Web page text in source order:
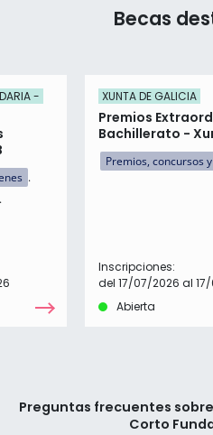
Becas
- XUNTA DE GALICIA
Premios
Bachillerato -
Premios, concursos
Inscripciones:
del 17/07/2026 al
Abierta
Preguntas frecuentes
Corto